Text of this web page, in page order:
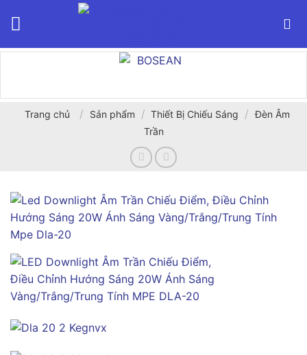
Trang chủ / Sản phẩm / Thiết Bị Chiếu Sáng / Đèn Âm
Trần